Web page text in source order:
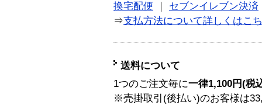
換宅配便
セブンイレブン決済
⇒支払方法について詳しくはこ
送料について
1つのご注文毎に一律1,100円(税
※売掛取引(後払い)のお客様は